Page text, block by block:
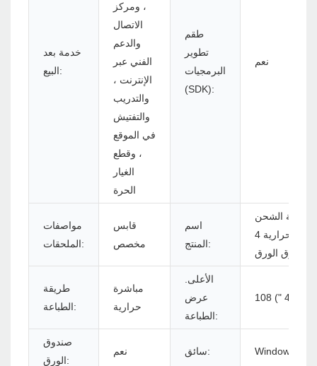
خدمة بعد
البيع:
، ومركز
الاتصال
والدعم
الفني عبر
الإنترنت ،
والتدريب
والتفتيش
في الموقع
، وقطع
الغيار
الحرة
طقم
تطوير
البرمجيات
(SDK):
نعم
مواصفات
الملحقات:
قابس
مخصص
اسم
المنتج:
تسمية الشحن
الحرارية 4x6 مع
طريقة
الطباعة:
مباشرة
حرارية
الأعلى.
عرض
الطباعة:
صندوق
الورق:
نعم سائق: Windows/